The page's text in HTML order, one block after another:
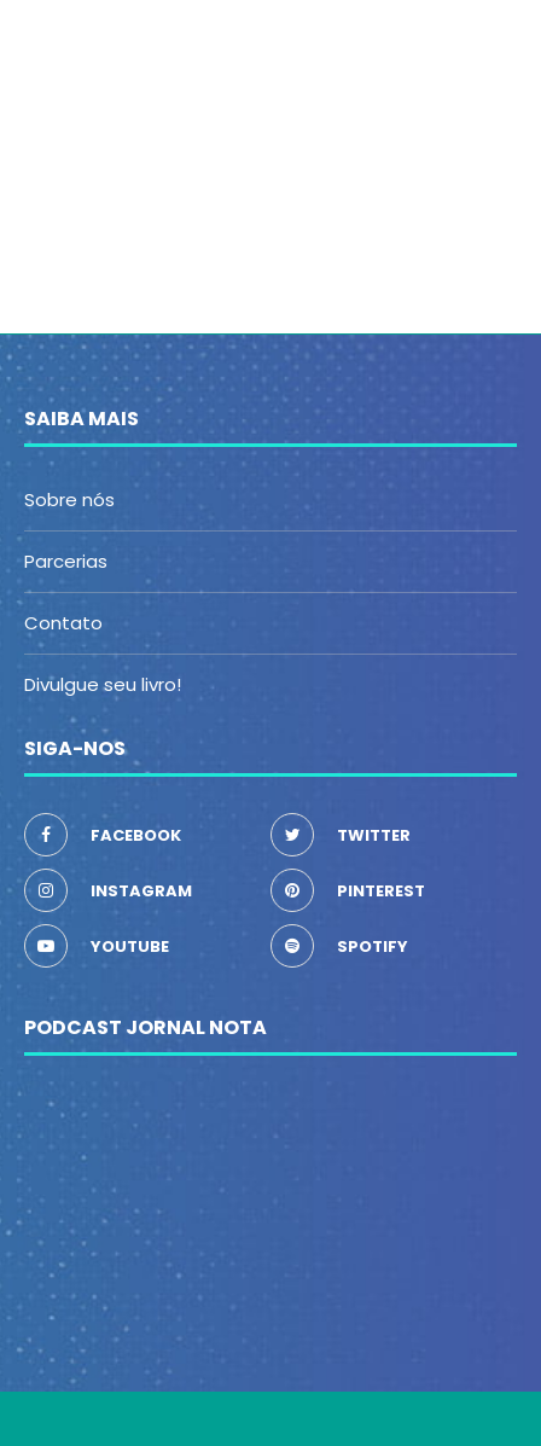
SAIBA MAIS
Sobre nós
Parcerias
Contato
Divulgue seu livro!
SIGA-NOS
FACEBOOK TWITTER
INSTAGRAM PINTEREST
YOUTUBE SPOTIFY
PODCAST JORNAL NOTA